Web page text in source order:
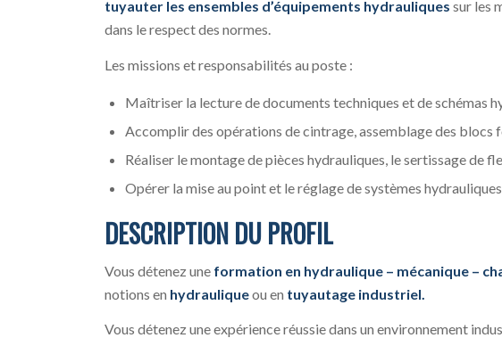
tuyauter les ensembles d’équipements hydrauliquessur les
dans le respect des normes.
Les missions et responsabilités au poste :
Maîtriser la lecture de documents techniques et de schémas
Accomplir des opérations de cintrage, assemblage des blocs
Réaliser le montage de pièces hydrauliques, le sertissage de
Opérer la mise au point et le réglage de systèmes hydrauliques
DESCRIPTION DU PROFIL
Vous détenez une formation en hydraulique – mécanique –
notions en hydrauliqueou en tuyautage industriel.
Vous détenez une expérience réussie dans un environnement